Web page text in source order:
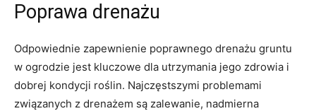
Poprawa ‌drenażu
Odpowiednie zapewnienie poprawnego drenażu gruntu‍
w⁣ ogrodzie jest kluczowe dla utrzymania ⁤jego zdrowia i‍
dobrej⁣ kondycji roślin. Najczęstszymi problemami
związanych z drenażem są zalewanie,‍ nadmierna